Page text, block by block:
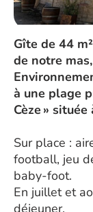
Gîte de 44
de notre
à une plage
Cèze » située
Sur place :
football, jeu
baby-foot.
En juillet et
déjeuner.